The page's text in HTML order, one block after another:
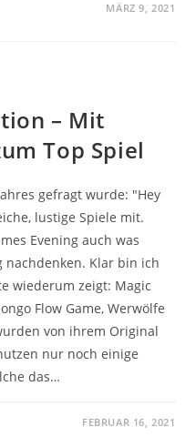
MÄRZ 9, 2021
– Mit
Top Spiel
gefragt wurde: "Hey
lustige Spiele mit.
Evening auch was
nachdenken. Klar bin ich
wiederum zeigt: Magic
Flow Game, Werwölfe
von ihrem Original
nur noch einige
das…
FEBRUAR 16, 2021